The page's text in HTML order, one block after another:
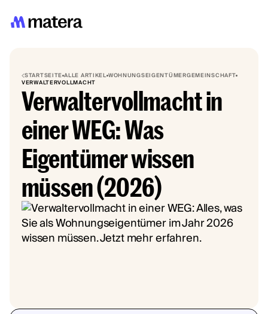
STARTSEITEALLE ARTIKELWOHNUNGSEIGENTÜMERGEMEINSCHAFT
VERWALTERVOLLMACHT
Verwaltervollmacht in
einer WEG: Was
Eigentümer wissen
müssen (2026)